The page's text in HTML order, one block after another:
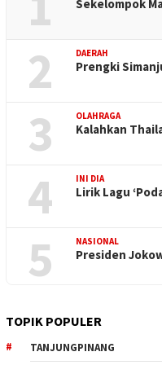
Sekelompok
2 DAERAH
Prengki
3 OLAHRAGA
Kalahkan
4 INI DIA
Lirik Lagu
5 NASIONAL
Presiden
TOPIK POPULER
TANJUNGPINANG